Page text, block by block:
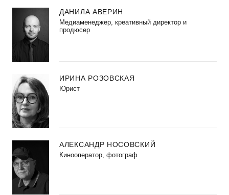
ДАНИЛА АВЕРИН
Медиаменеджер, креативный директор и
продюсер
ИРИНА РОЗОВСКАЯ
Юрист
АЛЕКСАНДР НОСОВСКИЙ
Кинооператор, фотограф